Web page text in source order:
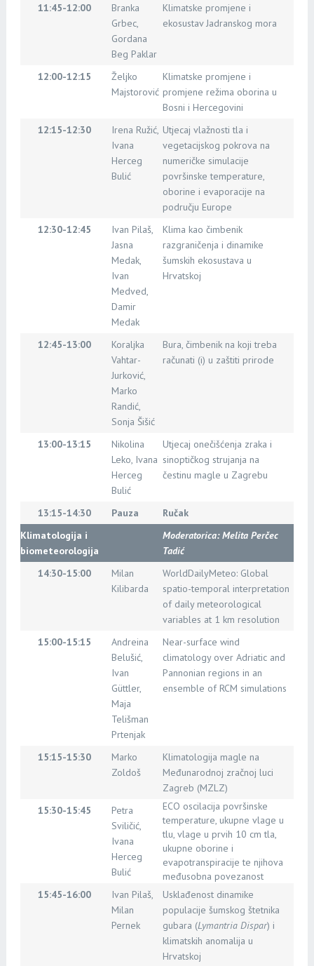
11:45-12:00
Branka
Grbec,
Gordana
Beg Paklar
Klimatske promjene i
ekosustav Jadranskog mora
12:00-12:15
Željko
Majstorović
Klimatske promjene i
promjene režima oborina u
Bosni i Hercegovini
12:15-12:30
Irena Ružić,
Ivana
Herceg
Bulić
Utjecaj vlažnosti tla i
vegetacijskog pokrova na
numeričke simulacije
površinske temperature,
oborine i evaporacije na
području Europe
12:30-12:45
Ivan Pilaš,
Jasna
Medak,
Ivan
Medved,
Damir
Medak
Klima kao čimbenik
razgraničenja i dinamike
šumskih ekosustava u
Hrvatskoj
12:45-13:00
Koraljka
Vahtar-
Jurković,
Marko
Randić,
Sonja Šišić
Bura, čimbenik na koji treba
računati (i) u zaštiti prirode
13:00-13:15
Nikolina
Leko, Ivana
Herceg
Bulić
Utjecaj onečišćenja zraka i
sinoptičkog strujanja na
čestinu magle u Zagrebu
13:15-14:30 Pauza
Ručak
Klimatologija i
biometeorologija
Moderatorica: Melita Perčec
Tadić
14:30-15:00
Milan
Kilibarda
WorldDailyMeteo: Global
spatio-temporal interpretation
of daily meteorological
variables at 1 km resolution
15:00-15:15
Andreina
Belušić,
Ivan
Güttler,
Maja
Telišman
Prtenjak
Near-surface wind
climatology over Adriatic and
Pannonian regions in an
ensemble of RCM simulations
15:15-15:30
Marko
Zoldoš
Klimatologija magle na
Međunarodnoj zračnoj luci
Zagreb (MZLZ)
15:30-15:45
Petra
Sviličić,
Ivana
Herceg
Bulić
ECO oscilacija površinske
temperature, ukupne vlage u
tlu, vlage u prvih 10 cm tla,
ukupne oborine i
evapotranspiracije te njihova
međusobna povezanost
15:45-16:00
Ivan Pilaš,
Milan
Pernek
Usklađenost dinamike
populacije šumskog štetnika
gubara (Lymantria Dispar) i
klimatskih anomalija u
Hrvatskoj